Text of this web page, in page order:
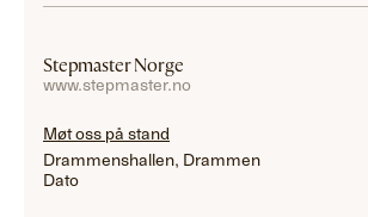
Stepmaster Norge
www.stepmaster.no
Møt oss på stand
Drammenshallen, Drammen
Dato